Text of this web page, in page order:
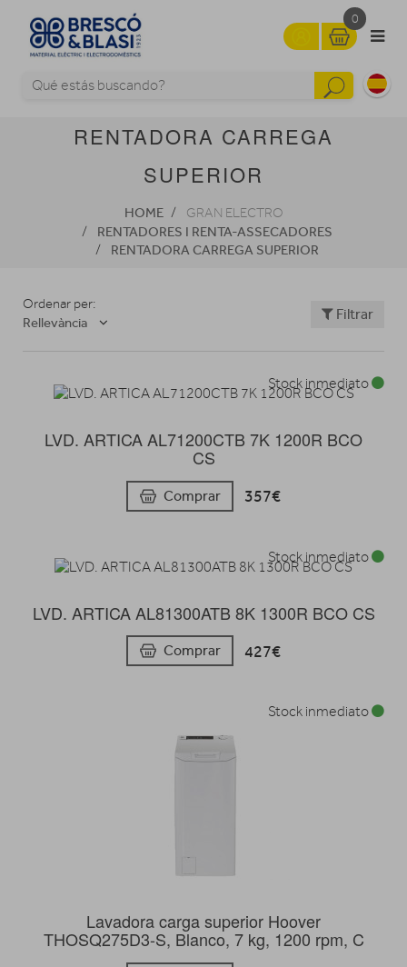
0
RENTADORA CARREGA
SUPERIOR
HOME GRAN ELECTRO
RENTADORES I RENTA-ASSECADORES
RENTADORA CARREGA SUPERIOR
Ordenar per:
Rellevància
Filtrar
LVD. ARTICA AL71200CTB 7K 1200R BCO
CS
Comprar 357€
Stock inmediato
LVD. ARTICA AL81300ATB 8K 1300R BCO CS
Comprar 427€
Stock inmediato
Lavadora carga superior Hoover
THOSQ275D3-S, Blanco, 7 kg, 1200 rpm, C
Stock inmediato